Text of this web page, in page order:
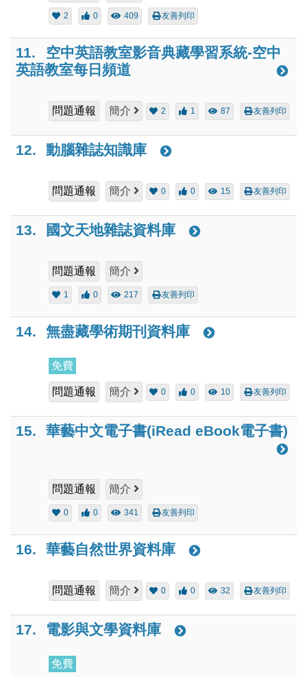
2 0 409 友善列印
11.
空中英語教室影音典藏學習系統-空中
英語教室每日頻道
問題通報 簡介 2 1 87 友善列印
12. 動腦雜誌知識庫
問題通報 簡介 0 0 15 友善列印
13. 國文天地雜誌資料庫
問題通報 簡介
1 0 217 友善列印
14. 無盡藏學術期刊資料庫
免費
問題通報 簡介 0 0 10 友善列印
15. 華藝中文電子書(iRead eBook電子書)
問題通報 簡介
0 0 341 友善列印
16. 華藝自然世界資料庫
問題通報 簡介 0 0 32 友善列印
17. 電影與文學資料庫
免費